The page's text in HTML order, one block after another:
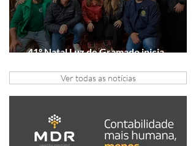
41º Natal Luz de Gramado inicia
Ver todas as notícias